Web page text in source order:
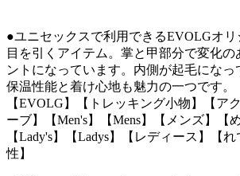
●ユニセックスで利用できるEVOLGオ
目を引くアイテム。掌と甲部分で変化の
ントになっています。内側が起毛にな
保温性能と着け心地も魅力の一つです。
【EVOLG】【トレッキング小物】【ア
ーブ】【Men's】【Mens】【メンズ】【
【Lady's】【Ladys】【レディース】【
性】